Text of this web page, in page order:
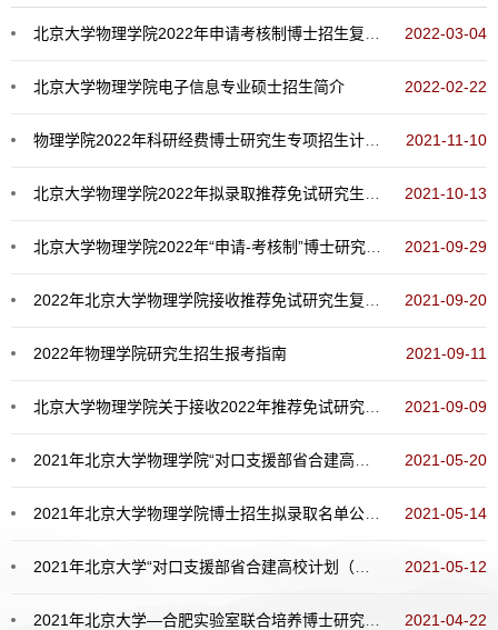
北京大学物理学院2022年申请考核制博士招生复试名单 2022-03-04
北京大学物理学院电子信息专业硕士招生简介 2022-02-22
物理学院2022年科研经费博士研究生专项招生计划相关说明 2021-11-10
北京大学物理学院2022年拟录取推荐免试研究生名单公示 2021-10-13
北京大学物理学院2022年“申请-考核制”博士研究生招生说明 2021-09-29
2022年北京大学物理学院接收推荐免试研究生复试安排 2021-09-20
2022年物理学院研究生招生报考指南 2021-09-11
北京大学物理学院关于接收2022年推荐免试研究生的说明 2021-09-09
2021年北京大学物理学院“对口支援部省合建高校计划（山西大学）”专项计划、北京大学—合肥实验室联合培养博士研究生专项计划博士招生拟录取名单公示 2021-05-20
2021年北京大学物理学院博士招生拟录取名单公示（不含“对口支援部省合建高校计划（山西大学）”专项计划、北京大学—合肥实验室联合培养博士研究生专项计划） 2021-05-14
2021年北京大学“对口支援部省合建高校计划（山西大学）”专项计划、北京大学—合肥实验室联合培养博士研究生专项计划招生复试规则及复试名单 2021-05-12
2021年北京大学—合肥实验室联合培养博士研究生专项计划招生简章 2021-04-22